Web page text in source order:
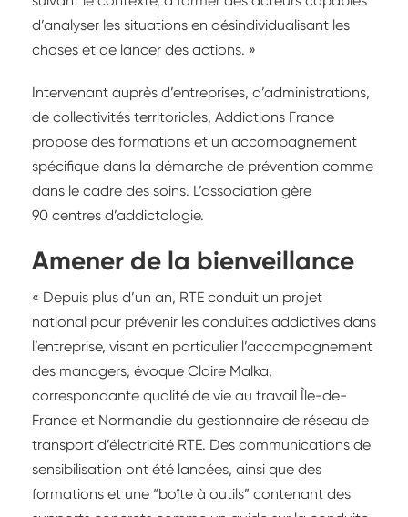
d’analyser les situations en désindividualisant les
choses et de lancer des actions. »
Intervenant auprès d’entreprises, d’administrations,
de collectivités territoriales, Addictions France
propose des formations et un accompagnement
spécifique dans la démarche de prévention comme
dans le cadre des soins. L’association gère
90 centres d’addictologie.
Amener de la bienveillance
« Depuis plus d’un an, RTE conduit un projet
national pour prévenir les conduites addictives dans
l’entreprise, visant en particulier l’accompagnement
des managers, évoque Claire Malka,
correspondante qualité de vie au travail Île-de-
France et Normandie du gestionnaire de réseau de
transport d’électricité RTE. Des communications de
sensibilisation ont été lancées, ainsi que des
formations et une “boîte à outils” contenant des